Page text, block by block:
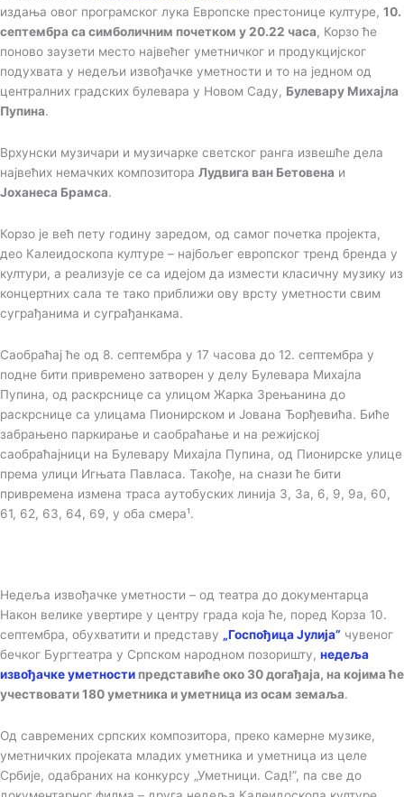
издања овог програмског лука Европске престонице културе, 10.
септембра са симболичним почетком у 20.22 часа, Корзо ће
поново заузети место највећег уметничког и продукцијског
подухвата у недељи извођачке уметности и то на једном од
централних градских булевара у Новом Саду, Булевару Михајла
Пупина.
Врхунски музичари и музичарке светског ранга извешће дела
највећих немачких композитора Лудвига ван Бетовена и
Јоханеса Брамса.
Корзо је већ пету годину заредом, од самог почетка пројекта,
део Калеидоскопа културе – најбољег европског тренд бренда у
култури, а реализује се са идејом да измести класичну музику из
концертних сала те тако приближи ову врсту уметности свим
суграђанима и суграђанкама.
Саобраћај ће од 8. септембра у 17 часова до 12. септембра у
подне бити привремено затворен у делу Булевара Михајла
Пупина, од раскрснице са улицом Жарка Зрењанина до
раскрснице са улицама Пионирском и Јована Ђорђевића. Биће
забрањено паркирање и саобраћање и на режијској
саобраћајници на Булевару Михајла Пупина, од Пионирске улице
према улици Игњата Павласа. Такође, на снази ће бити
привремена измена траса аутобуских линија 3, 3а, 6, 9, 9а, 60,
61, 62, 63, 64, 69, у оба смера¹.
Недеља извођачке уметности – од театра до документарца
Након велике увертире у центру града која ће, поред Корза 10.
септембра, обухватити и представу „Госпођица Јулија” чувеног
бечког Бургтеатра у Српском народном позоришту, недеља
извођачке уметности представиће око 30 догађаја, на којима ће
учествовати 180 уметника и уметница из осам земаља.
Од савремених српских композитора, преко камерне музике,
уметничких пројеката младих уметника и уметница из целе
Србије, одабраних на конкурсу „Уметници. Сад!”, па све до